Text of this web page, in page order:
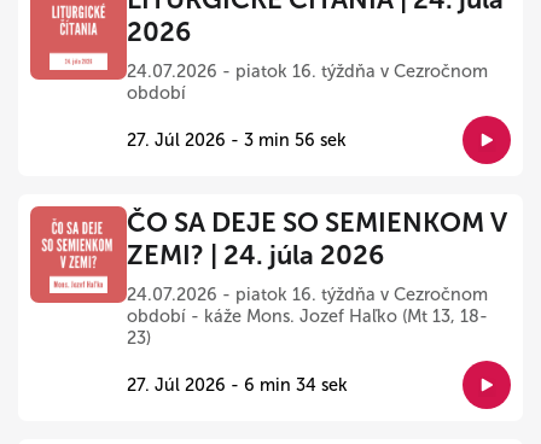
2026
24.07.2026 - piatok 16. týždňa v Cezročnom
období
27. Júl 2026 - 3 min 56 sek
ČO SA DEJE SO SEMIENKOM V
ZEMI? | 24. júla 2026
24.07.2026 - piatok 16. týždňa v Cezročnom
období - káže Mons. Jozef Haľko (Mt 13, 18-
23)
27. Júl 2026 - 6 min 34 sek